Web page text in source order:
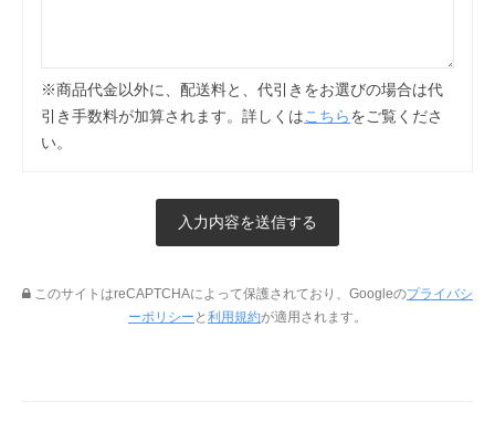
※商品代金以外に、配送料と、代引きをお選びの場合は代
引き手数料が加算されます。詳しくは こちら をご覧くださ
い。
このサイトはreCAPTCHAによって保護されており、Googleのプライバシ
ーポリシー と 利用規約が適用されます。